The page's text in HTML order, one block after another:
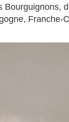
Bourguignons,
Franche-